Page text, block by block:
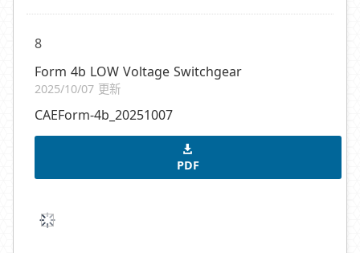
8
Form 4b LOW Voltage Switchgear
2025/10/07 更新
CAEForm-4b_20251007
PDF